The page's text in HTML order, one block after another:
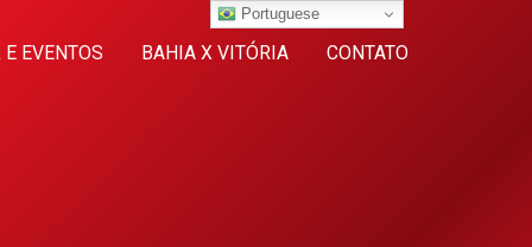
E EVENTOS BAHIA X VITÓRIA CONTATO
Portuguese